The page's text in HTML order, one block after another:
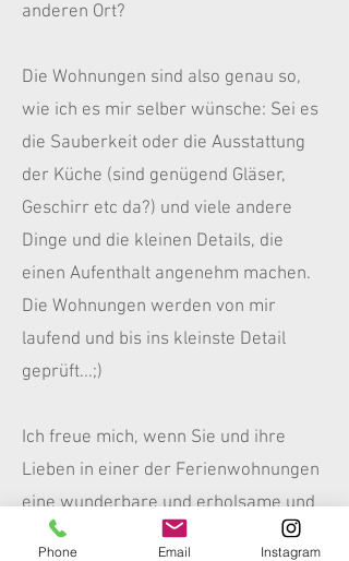
anderen Ort?
Die Wohnungen sind also genau so,
wie ich es mir selber wünsche: Sei es
die Sauberkeit oder die Ausstattung
der Küche (sind genügend Gläser,
Geschirr etc da?) und viele andere
Dinge und die kleinen Details, die
einen Aufenthalt angenehm machen.
Die Wohnungen werden von mir
laufend und bis ins kleinste Detail
geprüft...;)
Ich freue mich, wenn Sie und ihre
Lieben in einer der Ferienwohnungen
eine wunderbare und erholsame und
schöne Zeit verbringen und viele
Phone Email Instagram